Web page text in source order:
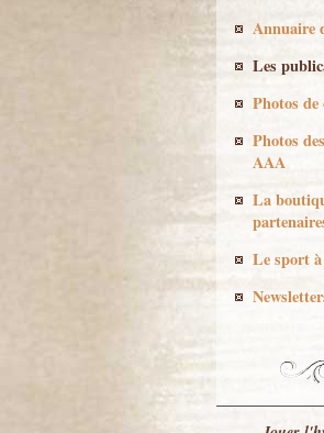
Annuaire
Les
Photos de
Photos
AAA
La
Le sport